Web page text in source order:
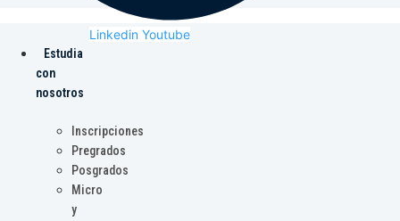
Linkedin Youtube
Estudia
con
nosotros
Inscripciones
Pregrados
Posgrados
Micro
y